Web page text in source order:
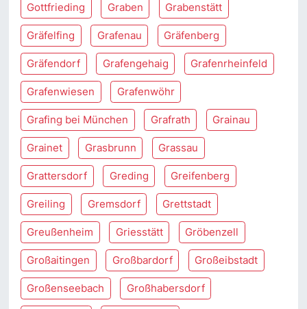
Gottfrieding Graben Grabenstätt
Gräfelfing Grafenau Gräfenberg
Gräfendorf Grafengehaig Grafenrheinfeld
Grafenwiesen Grafenwöhr
Grafing bei München Grafrath Grainau
Grainet Grasbrunn Grassau
Grattersdorf Greding Greifenberg
Greiling Gremsdorf Grettstadt
Greußenheim Griesstätt Gröbenzell
Großaitingen Großbardorf Großeibstadt
Großenseebach Großhabersdorf